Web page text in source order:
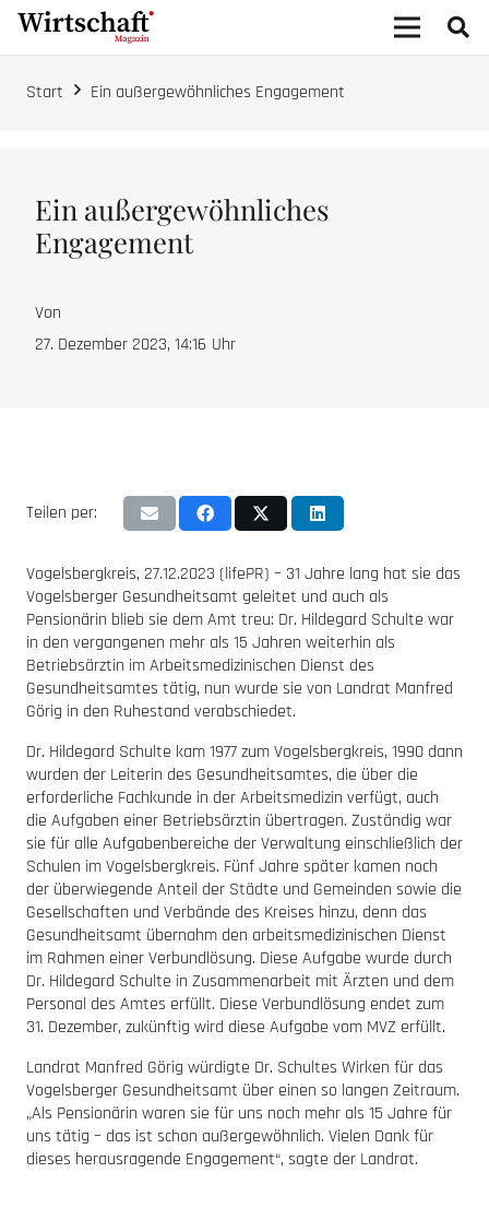
Start Ein außergewöhnliches Engagement
Ein außergewöhnliches
Engagement
Von
27. Dezember 2023, 14:16 Uhr
Teilen per:
Vogelsbergkreis, 27.12.2023 (lifePR) – 31 Jahre lang hat sie das
Vogelsberger Gesundheitsamt geleitet und auch als
Pensionärin blieb sie dem Amt treu: Dr. Hildegard Schulte war
in den vergangenen mehr als 15 Jahren weiterhin als
Betriebsärztin im Arbeitsmedizinischen Dienst des
Gesundheitsamtes tätig, nun wurde sie von Landrat Manfred
Görig in den Ruhestand verabschiedet.
Dr. Hildegard Schulte kam 1977 zum Vogelsbergkreis, 1990 dann
wurden der Leiterin des Gesundheitsamtes, die über die
erforderliche Fachkunde in der Arbeitsmedizin verfügt, auch
die Aufgaben einer Betriebsärztin übertragen. Zuständig war
sie für alle Aufgabenbereiche der Verwaltung einschließlich der
Schulen im Vogelsbergkreis. Fünf Jahre später kamen noch
der überwiegende Anteil der Städte und Gemeinden sowie die
Gesellschaften und Verbände des Kreises hinzu, denn das
Gesundheitsamt übernahm den arbeitsmedizinischen Dienst
im Rahmen einer Verbundlösung. Diese Aufgabe wurde durch
Dr. Hildegard Schulte in Zusammenarbeit mit Ärzten und dem
Personal des Amtes erfüllt. Diese Verbundlösung endet zum
31. Dezember, zukünftig wird diese Aufgabe vom MVZ erfüllt.
Landrat Manfred Görig würdigte Dr. Schultes Wirken für das
Vogelsberger Gesundheitsamt über einen so langen Zeitraum.
„Als Pensionärin waren sie für uns noch mehr als 15 Jahre für
uns tätig – das ist schon außergewöhnlich. Vielen Dank für
dieses herausragende Engagement“, sagte der Landrat.